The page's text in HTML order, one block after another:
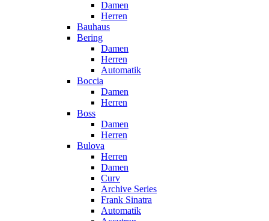
Damen
Herren
Bauhaus
Bering
Damen
Herren
Automatik
Boccia
Damen
Herren
Boss
Damen
Herren
Bulova
Herren
Damen
Curv
Archive Series
Frank Sinatra
Automatik